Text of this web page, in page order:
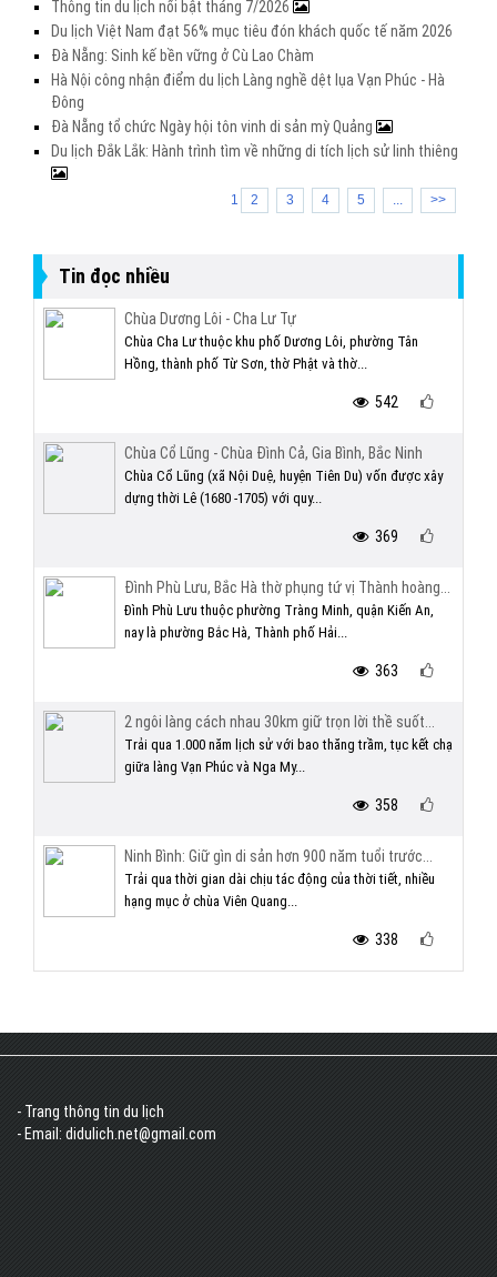
Thông tin du lịch nổi bật tháng 7/2026
Du lịch Việt Nam đạt 56% mục tiêu đón khách quốc tế năm 2026
Đà Nẵng: Sinh kế bền vững ở Cù Lao Chàm
Hà Nội công nhận điểm du lịch Làng nghề dệt lụa Vạn Phúc - Hà
Đông
Đà Nẵng tổ chức Ngày hội tôn vinh di sản mỳ Quảng
Du lịch Đắk Lắk: Hành trình tìm về những di tích lịch sử linh thiêng
1 2 3 4 5 ... >>
Tin đọc nhiều
Chùa Dương Lôi - Cha Lư Tự
Chùa Cha Lư thuộc khu phố Dương Lôi, phường Tân
Hồng, thành phố Từ Sơn, thờ Phật và thờ...
542
Chùa Cổ Lũng - Chùa Đình Cả, Gia Bình, Bắc Ninh
Chùa Cổ Lũng (xã Nội Duệ, huyện Tiên Du) vốn được xây
dựng thời Lê (1680 -1705) với quy...
369
Đình Phù Lưu, Bắc Hà thờ phụng tứ vị Thành hoàng...
Đình Phù Lưu thuộc phường Tràng Minh, quận Kiến An,
nay là phường Bắc Hà, Thành phố Hải...
363
2 ngôi làng cách nhau 30km giữ trọn lời thề suốt...
Trải qua 1.000 năm lịch sử với bao thăng trầm, tục kết chạ
giữa làng Vạn Phúc và Nga My...
358
Ninh Bình: Giữ gìn di sản hơn 900 năm tuổi trước...
Trải qua thời gian dài chịu tác động của thời tiết, nhiều
hạng mục ở chùa Viên Quang...
338
- Trang thông tin du lịch
- Email: didulich.net@gmail.com